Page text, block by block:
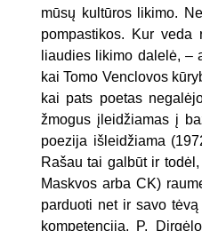
mūsų kultūros likimo.
pompastikos. Kur veda
liaudies likimo dalelė,
kai Tomo Venclovos
kai pats poetas
žmogus įleidžiamas į
poezija išleidžiama
Rašau tai galbūt ir
Maskvos arba CK)
parduoti net ir savo
kompetencija, P.